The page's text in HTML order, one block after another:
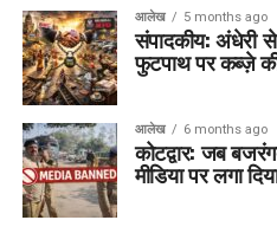
आलेख 5 months ago
संपादकीय: अंधेरी से
फुटपाथ पर कब्ज़े
आलेख 6 months ago
कोटद्वार: जब
मीडिया पर लगा